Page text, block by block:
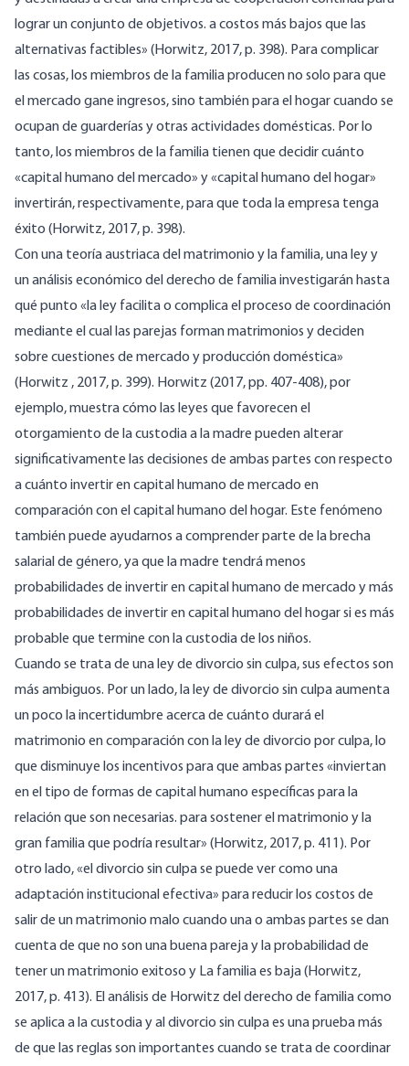
lograr un conjunto de objetivos. a costos más bajos que las
alternativas factibles» (Horwitz, 2017, p. 398). Para complicar
las cosas, los miembros de la familia producen no solo para que
el mercado gane ingresos, sino también para el hogar cuando se
ocupan de guarderías y otras actividades domésticas. Por lo
tanto, los miembros de la familia tienen que decidir cuánto
«capital humano del mercado» y «capital humano del hogar»
invertirán, respectivamente, para que toda la empresa tenga
éxito (Horwitz, 2017, p. 398).
Con una teoría austriaca del matrimonio y la familia, una ley y
un análisis económico del derecho de familia investigarán hasta
qué punto «la ley facilita o complica el proceso de coordinación
mediante el cual las parejas forman matrimonios y deciden
sobre cuestiones de mercado y producción doméstica»
(Horwitz , 2017, p. 399). Horwitz (2017, pp. 407-408), por
ejemplo, muestra cómo las leyes que favorecen el
otorgamiento de la custodia a la madre pueden alterar
significativamente las decisiones de ambas partes con respecto
a cuánto invertir en capital humano de mercado en
comparación con el capital humano del hogar. Este fenómeno
también puede ayudarnos a comprender parte de la brecha
salarial de género, ya que la madre tendrá menos
probabilidades de invertir en capital humano de mercado y más
probabilidades de invertir en capital humano del hogar si es más
probable que termine con la custodia de los niños.
Cuando se trata de una ley de divorcio sin culpa, sus efectos son
más ambiguos. Por un lado, la ley de divorcio sin culpa aumenta
un poco la incertidumbre acerca de cuánto durará el
matrimonio en comparación con la ley de divorcio por culpa, lo
que disminuye los incentivos para que ambas partes «inviertan
en el tipo de formas de capital humano específicas para la
relación que son necesarias. para sostener el matrimonio y la
gran familia que podría resultar» (Horwitz, 2017, p. 411). Por
otro lado, «el divorcio sin culpa se puede ver como una
adaptación institucional efectiva» para reducir los costos de
salir de un matrimonio malo cuando una o ambas partes se dan
cuenta de que no son una buena pareja y la probabilidad de
tener un matrimonio exitoso y La familia es baja (Horwitz,
2017, p. 413). El análisis de Horwitz del derecho de familia como
se aplica a la custodia y al divorcio sin culpa es una prueba más
de que las reglas son importantes cuando se trata de coordinar